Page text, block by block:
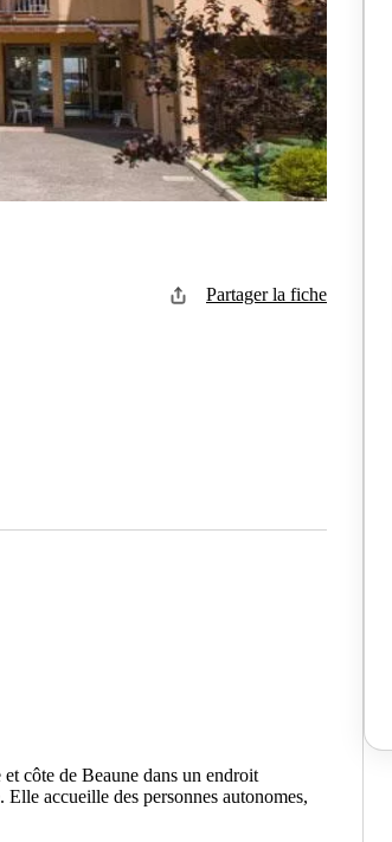
Partager la fiche
côte de Beaune dans un endroit
accueille des personnes autonomes,